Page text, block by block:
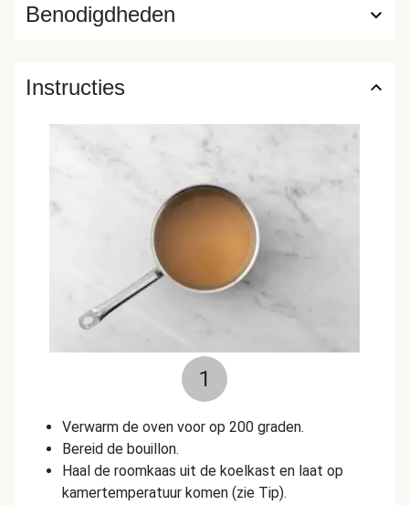
Benodigdheden
Instructies
1
Verwarm de oven voor op 200 graden.
Bereid de bouillon.
Haal de roomkaas uit de koelkast en laat op
kamertemperatuur komen (zie Tip).